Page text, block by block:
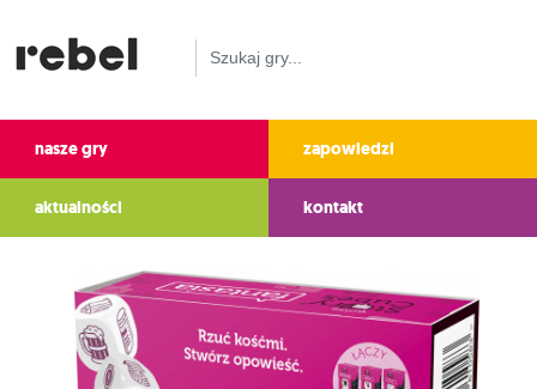
nasze gry zapowiedzi
aktualności kontakt